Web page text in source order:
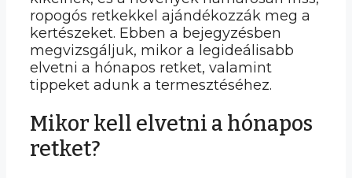
ropogós retkekkel ajándékozzák meg a
kertészeket. Ebben a bejegyzésben
megvizsgáljuk, mikor a legideálisabb
elvetni a hónapos retket, valamint
tippeket adunk a termesztéséhez.
Mikor kell elvetni a hónapos
retket?